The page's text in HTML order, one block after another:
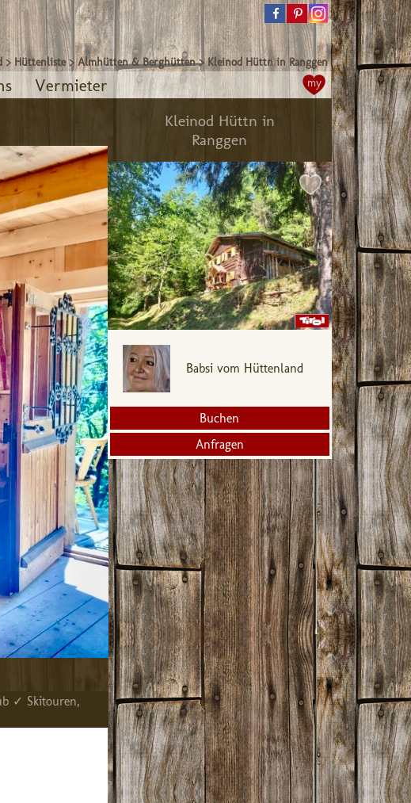
> Hüttenliste >Almhütten & Berghütten >Kleinod Hüttn in Ranggen
Vermieter my
✓ Skitouren,
Kleinod Hüttn in
Ranggen
Babsi vom Hüttenland
Buchen
Anfragen